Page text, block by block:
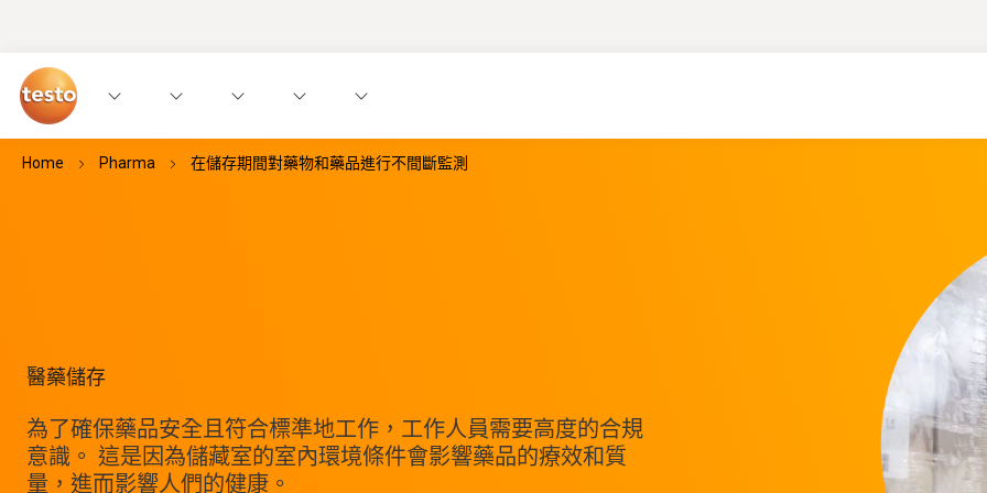
Home Pharma 在儲存期間對藥物和藥品進行不間斷監測
醫藥儲存
為了確保藥品安全且符合標準地工作，工作人員需要高度的合規
意識。 這是因為儲藏室的室內環境條件會影響藥品的療效和質
量，進而影響人們的健康。